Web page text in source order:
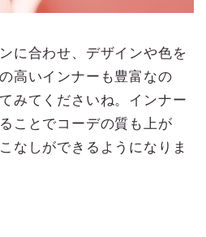
に合わせ、デザインや色を
高いインナーも豊富なの
みてくださいね。インナー
ことでコーデの質も上が
なしができるようになりま